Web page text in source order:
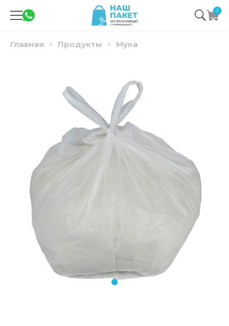
0
Главная Продукты Мука